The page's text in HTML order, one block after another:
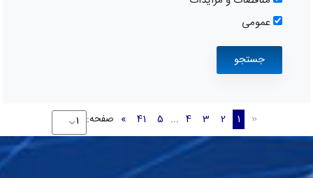
عمومی
«
1
2
3
4
...
5
41
» صفحه: